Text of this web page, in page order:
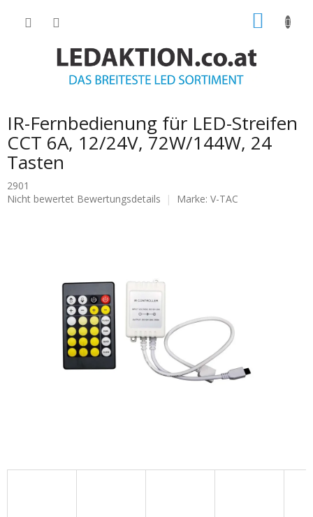
IR-Fernbedienung für LED-Streifen
CCT 6A, 12/24V, 72W/144W, 24
Tasten
2901
Die
Nicht bewertet Bewertungsdetails Marke: V-TAC